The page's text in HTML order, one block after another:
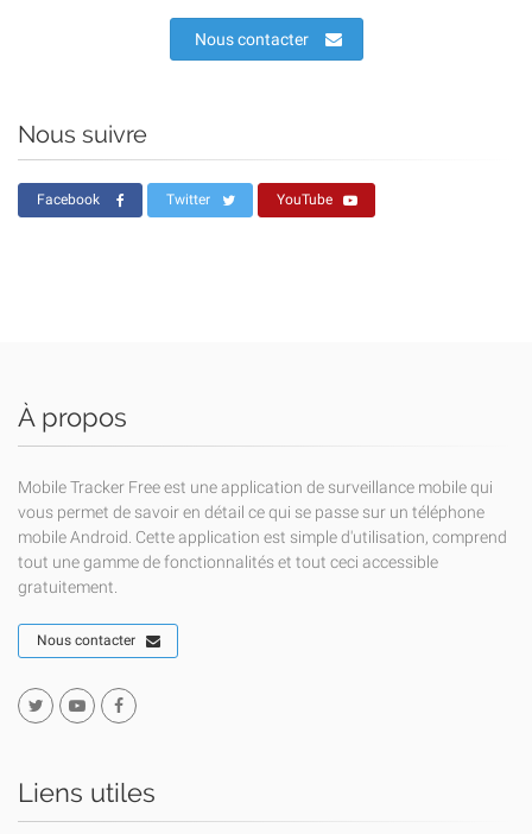
Nous contacter
Nous suivre
Facebook Twitter YouTube
À propos
Mobile Tracker Free est une application de surveillance mobile qui
vous permet de savoir en détail ce qui se passe sur un téléphone
mobile Android. Cette application est simple d'utilisation, comprend
tout une gamme de fonctionnalités et tout ceci accessible
gratuitement.
Nous contacter
Liens utiles